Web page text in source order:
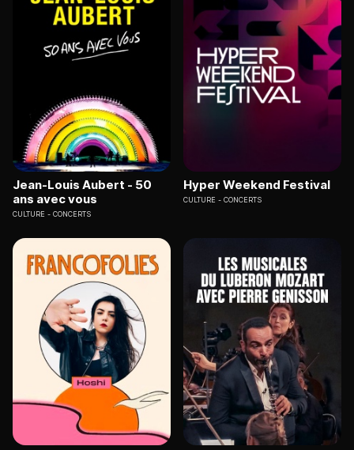
Jean-Louis Aubert - 50
ans avec vous
CULTURE CONCERTS
Hyper Weekend Festival
CULTURE CONCERTS